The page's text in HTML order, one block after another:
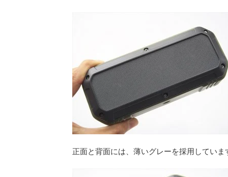
正面と背面には、薄いグレーを採用していま